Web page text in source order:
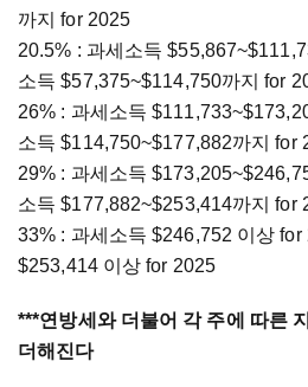
까지 for 2025
20.5% : 과세소득
소득 $57,375~$114,750까지 for
26% : 과세소득
소득 $114,750~$177,882까지 for
29% : 과세소득
소득 $177,882~$253,414까지 for
33% : 과세소득 $246,752 이상
$253,414 이상 for 2025
***연방세와 더불어 각 주에 따른
더해진다